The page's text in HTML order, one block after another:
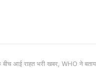
आई राहत भरी खबर, WHO ने बताया